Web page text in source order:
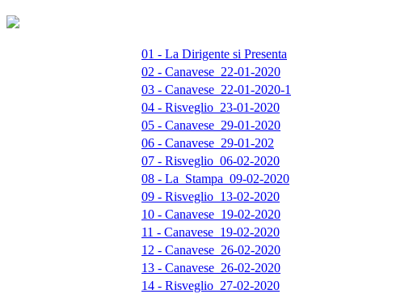
01 - La Dirigente si Presenta
02 - Canavese_22-01-2020
03 - Canavese_22-01-2020-1
04 - Risveglio_23-01-2020
05 - Canavese_29-01-2020
06 - Canavese_29-01-202
07 - Risveglio_06-02-2020
08 - La_Stampa_09-02-2020
09 - Risveglio_13-02-2020
10 - Canavese_19-02-2020
11 - Canavese_19-02-2020
12 - Canavese_26-02-2020
13 - Canavese_26-02-2020
14 - Risveglio_27-02-2020